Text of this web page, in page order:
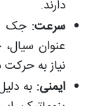
دارند.
سرعت: جک
عنوان
نیاز به
ایمنی: به